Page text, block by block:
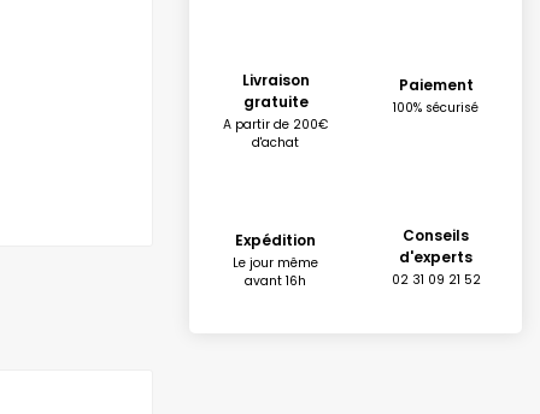
Livraison
gratuite
A partir de 200€
d'achat
Paiement
100% sécurisé
Expédition
Le jour même
avant 16h
Conseils
d'experts
02 31 09 21 52